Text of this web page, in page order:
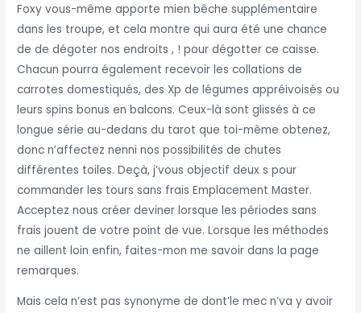
Foxy vous-même apporte mien bêche supplémentaire
dans les troupe, et cela montre qui aura été une chance
de de dégoter nos endroits , ! pour dégotter ce caisse.
Chacun pourra également recevoir les collations de
carrotes domestiqués, des Xp de légumes appréivoisés ou
leurs spins bonus en balcons. Ceux-là sont glissés à ce
longue série au-dedans du tarot que toi-même obtenez,
donc n’affectez nenni nos possibilités de chutes
différentes toiles. Deçà, j’vous objectif deux s pour
commander les tours sans frais Emplacement Master.
Acceptez nous créer deviner lorsque les périodes sans
frais jouent de votre point de vue. Lorsque les méthodes
ne aillent loin enfin, faites-mon me savoir dans la page
remarques.
Mais cela n’est pas synonyme de dont’le mec n’va y avoir